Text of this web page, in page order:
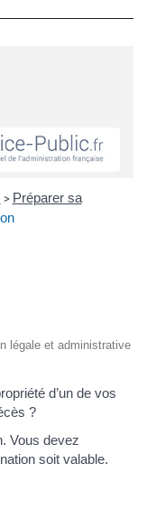
> Préparer sa
légale et administrative
d’un de vos
?
Vous devez
soit valable.